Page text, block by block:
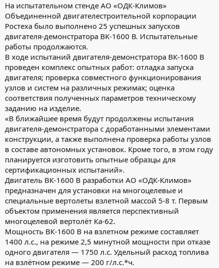
На испытательном стенде АО «ОДК-Климов»
Объединенной двигателестроительной корпорации
Ростеха было выполнено 25 успешных запусков
двигателя-демонстратора ВК-1600 В. Испытательные
работы продолжаются.
В ходе испытаний двигателя-демонстратора ВК-1600 В
проведен комплекс опытных работ: отладка запуска
двигателя; проверка совместного функционирования
узлов и систем на различных режимах; оценка
соответствия полученных параметров техническому
заданию на изделие.
«В ближайшее время будут продолжены испытания
двигателя-демонстратора с доработанными элементами
конструкции, а также выполнена проверка работы узлов
в составе автономных установок. Кроме того, в этом году
планируется изготовить опытные образцы для
сертификационных испытаний».
Двигатель ВК-1600 В разработки АО «ОДК-Климов»
предназначен для установки на многоцелевые и
специальные вертолеты взлетной массой 5-8 т. Первым
объектом применения является перспективный
многоцелевой вертолёт Ка-62.
Мощность ВК-1600 В на взлетном режиме составляет
1400 л.с., на режиме 2,5 минутной мощности при отказе
одного двигателя — 1750 л.с. Удельный расход топлива
на взлётном режиме — 200 г/л.с.*ч.